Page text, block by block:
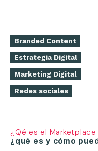
Branded Content
Estrategia Digital
Marketing Digital
Redes sociales
¿Qé es el
¿qué es y cómo